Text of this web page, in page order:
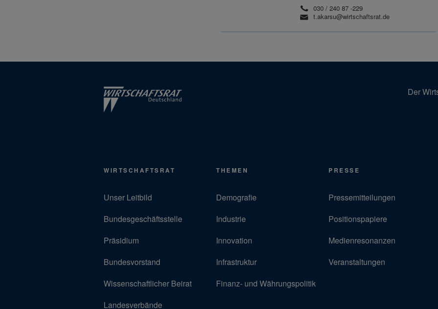
030 / 240 87 -229
t.akarsu@wirtschaftsrat.de
Der
WIRTSCHAFTSRAT
Unser Leitbild
Bundesgeschäftsstelle
Präsidium
Bundesvorstand
Wissenschaftlicher Beirat
Landesverbände
THEMEN
Demografie
Industrie
Innovation
Infrastruktur
Finanz- und Währungspolitik
PRESSE
Pressemitteilungen
Positionspapiere
Medienresonanzen
Veranstaltungen